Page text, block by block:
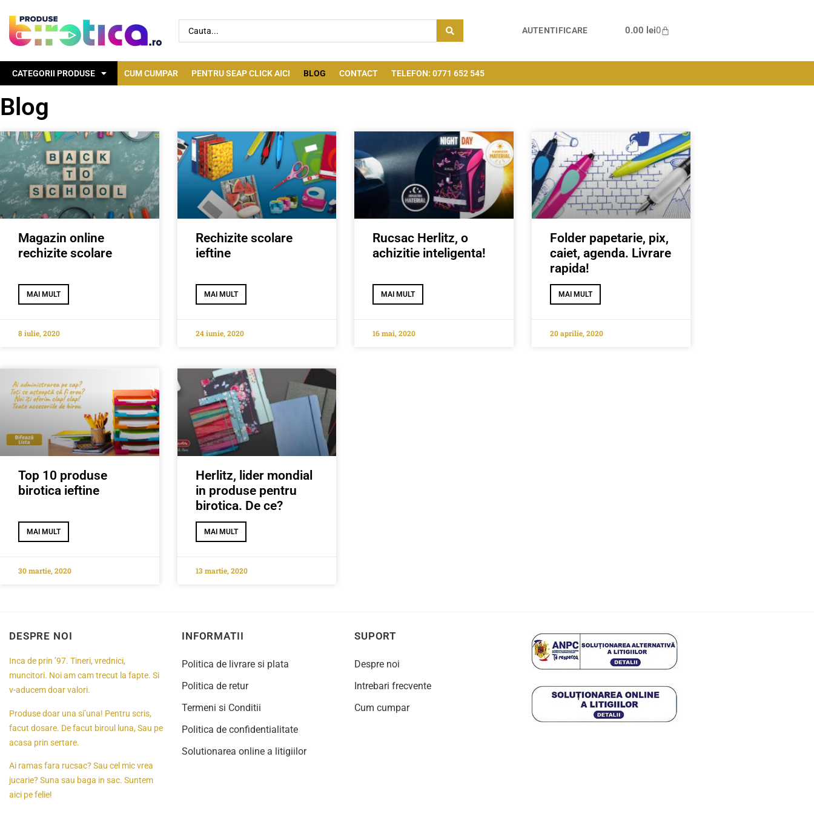
AUTENTIFICARE 0.00 lei0
CATEGORII PRODUSE CUM CUMPAR PENTRU SEAP CLICK AICI BLOG CONTACT TELEFON: 0771 652 545
Blog
Magazin online
rechizite scolare
MAI MULT
8 iulie, 2020
Rechizite scolare
ieftine
MAI MULT
24 iunie, 2020
Rucsac Herlitz, o
achizitie inteligenta!
MAI MULT
16 mai, 2020
Folder papetarie, pix,
caiet, agenda. Livrare
rapida!
MAI MULT
20 aprilie, 2020
Top 10 produse
birotica ieftine
MAI MULT
30 martie, 2020
Herlitz, lider mondial
in produse pentru
birotica. De ce?
MAI MULT
13 martie, 2020
DESPRE NOI
Inca de prin ’97. Tineri, vrednici,
muncitori. Noi am cam trecut la fapte. Si
v-aducem doar valori.
Produse doar una si’una! Pentru scris,
facut dosare. De facut biroul luna, Sau pe
acasa prin sertare.
Ai ramas fara rucsac? Sau cel mic vrea
jucarie? Suna sau baga in sac. Suntem
aici pe felie!
INFORMATII
Politica de livrare si plata
Politica de retur
Termeni si Conditii
Politica de confidentialitate
Solutionarea online a litigiilor
SUPORT
Despre noi
Intrebari frecvente
Cum cumpar